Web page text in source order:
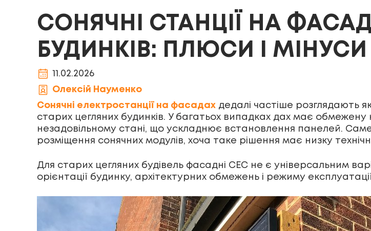
СОНЯЧНІ СТАНЦІЇ НА
БУДИНКІВ: ПЛЮСИ І МІНУСИ
11.02.2026
Олексій Науменко
Сонячні електростанції на фасадах дедалі частіше розглядають
старих цегляних будинків. У багатьох випадках дах має
незадовільному стані, що ускладнює встановлення панелей.
розміщення сонячних модулів, хоча таке рішення має низку
Для старих цегляних будівель фасадні СЕС не є універсальним
орієнтації будинку, архітектурних обмежень і режиму